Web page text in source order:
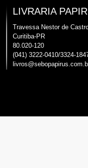
LIVRARIA
Travessa Nestor de
Curitiba-PR
80.020-120
(041) 3222-0410/3324-